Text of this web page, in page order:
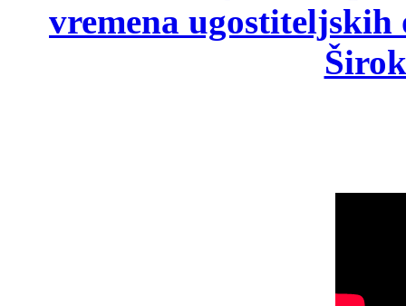
vremena